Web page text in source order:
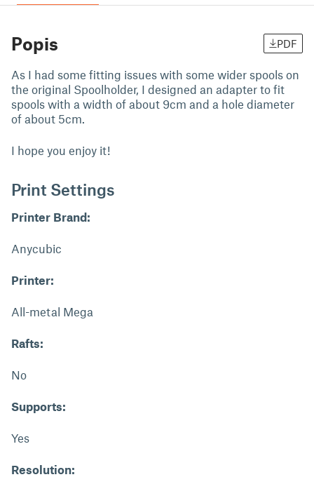
Popis PDF
As I had some fitting issues with some wider spools on
the original Spoolholder, I designed an adapter to fit
spools with a width of about 9cm and a hole diameter
of about 5cm.
I hope you enjoy it!
Print Settings
Printer Brand:
Anycubic
Printer:
All-metal Mega
Rafts:
No
Supports:
Yes
Resolution: